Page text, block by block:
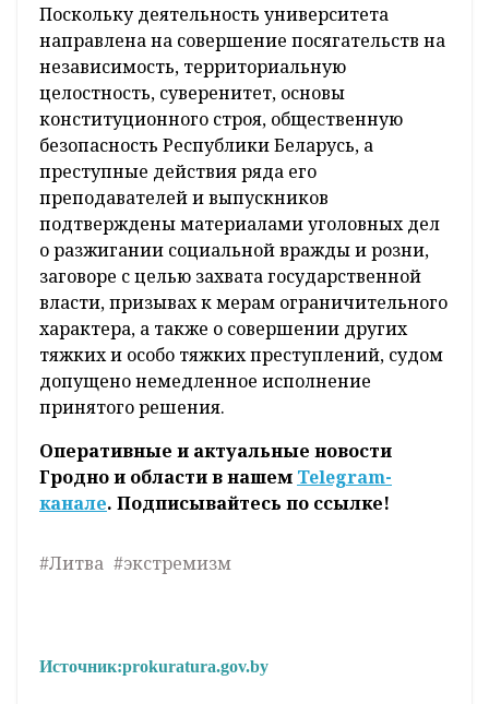
Поскольку деятельность университета
направлена на совершение посягательств на
независимость, территориальную
целостность, суверенитет, основы
конституционного строя, общественную
безопасность Республики Беларусь, а
преступные действия ряда его
преподавателей и выпускников
подтверждены материалами уголовных дел
о разжигании социальной вражды и розни,
заговоре с целью захвата государственной
власти, призывах к мерам ограничительного
характера, а также о совершении других
тяжких и особо тяжких преступлений, судом
допущено немедленное исполнение
принятого решения.
Оперативные и актуальные новости
Гродно и области в нашем Telegram-
канале. Подписывайтесь по ссылке!
#Литва #экстремизм
Источник:prokuratura.gov.by